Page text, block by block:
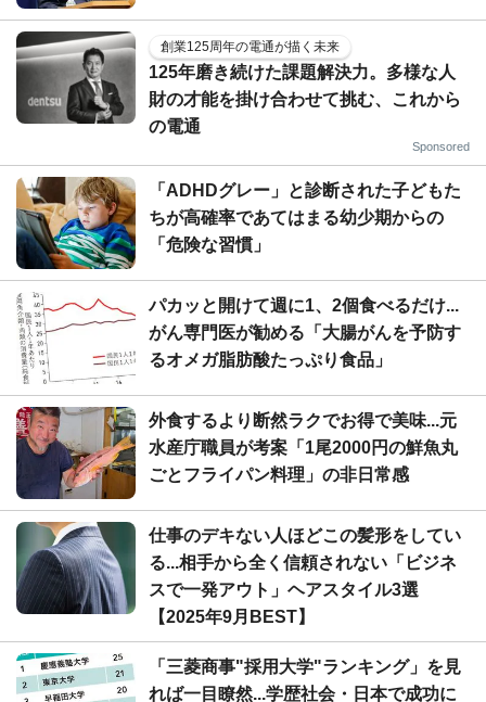
創業125周年の電通が描く未来
125年磨き続けた課題解決力。多様な人
財の才能を掛け合わせて挑む、これから
の電通
Sponsored
「ADHDグレー」と診断された子どもた
ちが高確率であてはまる幼少期からの
「危険な習慣」
パカッと開けて週に1、2個食べるだけ...
がん専門医が勧める「大腸がんを予防す
るオメガ脂肪酸たっぷり食品」
外食するより断然ラクでお得で美味...元
水産庁職員が考案「1尾2000円の鮮魚丸
ごとフライパン料理」の非日常感
仕事のデキない人ほどこの髪形をしてい
る...相手から全く信頼されない「ビジネ
スで一発アウト」ヘアスタイル3選
【2025年9月BEST】
「三菱商事"採用大学"ランキング」を見
れば一目瞭然...学歴社会・日本で成功に